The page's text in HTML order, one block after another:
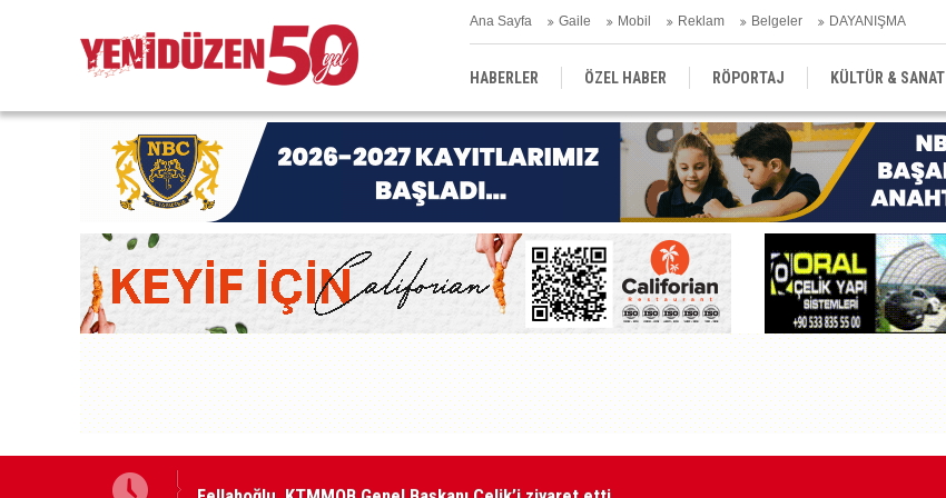
Ana Sayfa Gaile Mobil Reklam Belgeler DAYANIŞMA
HABERLER ÖZEL HABER RÖPORTAJ KÜLTÜR & SANAT
EĞİTİM YEREL YÖNETİM DERGİLER SEKTÖR
Fellahoğlu, KTMMOB Genel Başkanı Çelik’i ziyaret etti